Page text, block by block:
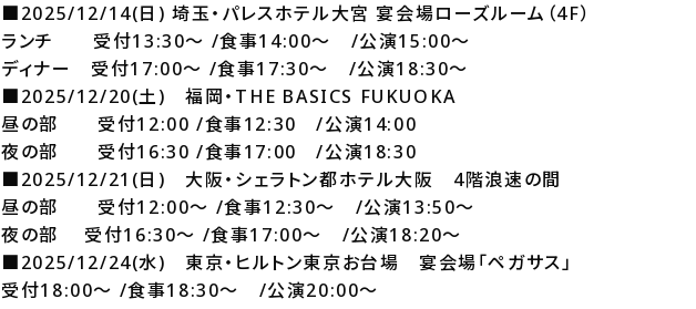
■2025/12/14(日) 埼玉・パレスホテル大宮 宴会場ローズルーム（4F）
ランチ 受付13:30～ /食事14:00～ /公演15:00～
ディナー 受付17:00～ /食事17:30～ /公演18:30～
■2025/12/20(土) 福岡・THE BASICS FUKUOKA
昼の部 受付12:00 /食事12:30 /公演14:00
夜の部 受付16:30 /食事17:00 /公演18:30
■2025/12/21(日) 大阪・シェラトン都ホテル大阪 4階浪速の間
昼の部 受付12:00～ /食事12:30～ /公演13:50～
夜の部 受付16:30～ /食事17:00～ /公演18:20～
■2025/12/24(水) 東京・ヒルトン東京お台場 宴会場「ペガサス」
受付18:00～ /食事18:30～ /公演20:00～